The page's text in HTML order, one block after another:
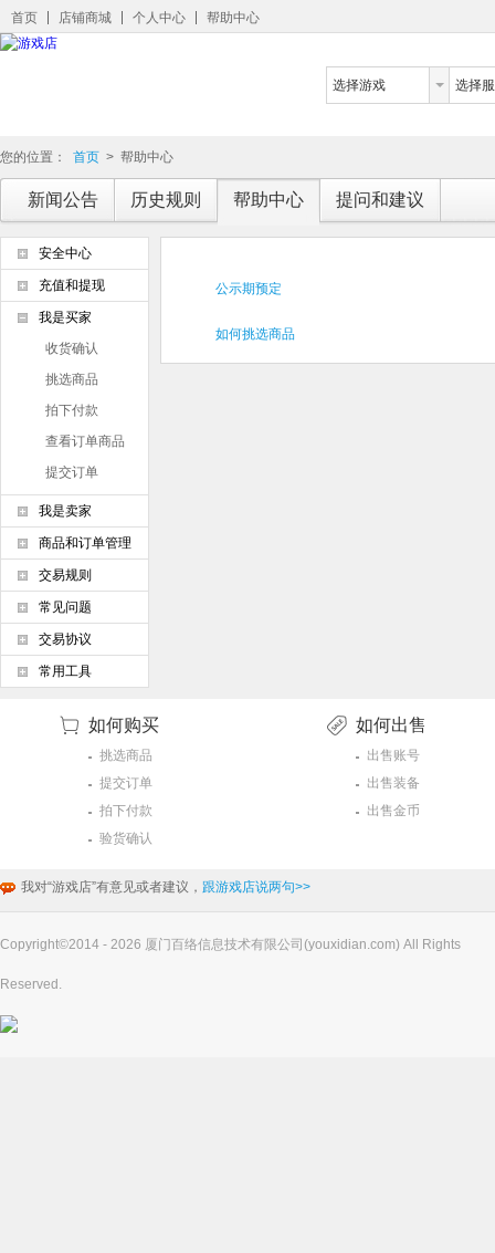
首页 店铺商城 个人中心 帮助中心
选择游戏 选择
您的位置： 首页 > 帮助中心
新闻公告 历史规则 帮助中心 提问和建议
公示期预定
如何挑选商品
安全中心
充值和提现
我是买家
收货确认
挑选商品
拍下付款
查看订单商品
提交订单
我是卖家
商品和订单管理
交易规则
常见问题
交易协议
常用工具
如何购买
挑选商品
提交订单
拍下付款
验货确认
如何出售
出售账号
出售装备
出售金币
我对“游戏店”有意见或者建议， 跟游戏店说两句>>
Copyright©2014 - 2026 厦门百络信息技术有限公司(youxidian.com) All Rights
Reserved.